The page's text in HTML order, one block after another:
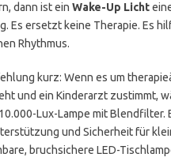
dann ist ein Wake-Up Licht
Es ersetzt keine Therapie. Es
Rhythmus.
kurz: Wenn es um
und ein Kinderarzt zustimmt,
Lux-Lampe mit Blendfilter.
und Sicherheit für
bruchsichere LED-